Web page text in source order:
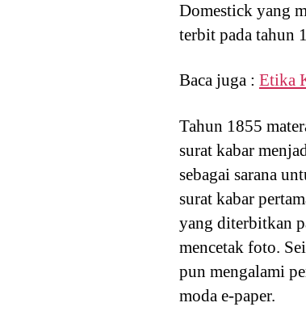
Domestick yang
terbit pada tahun
Baca juga : Etika
Tahun 1855
surat kabar
sebagai sarana
surat kabar
yang diterbitkan
mencetak foto.
pun mengalami
moda e-paper.